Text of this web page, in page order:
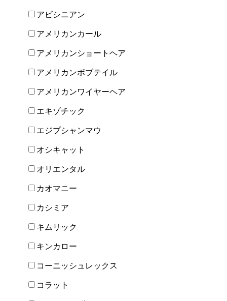
アビシニアン
アメリカンカール
アメリカンショートヘア
アメリカンボブテイル
アメリカンワイヤーヘア
エキゾチック
エジプシャンマウ
オシキャット
オリエンタル
カオマニー
カシミア
キムリック
キンカロー
コーニッシュレックス
コラット